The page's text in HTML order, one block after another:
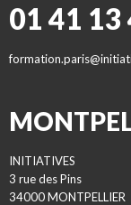
01 41 13
INITIATIVES
3 rue des Pins
34000 MONTPELLIER